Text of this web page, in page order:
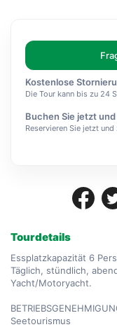
Tourdetails
Essplatzkapazität 6
Täglich, stündlich,
Yacht/Motoryacht.
Seetourismus
Kostenlose
Die Tour kann bis zu 24
Buchen Sie jetzt
Reservieren Sie jetzt